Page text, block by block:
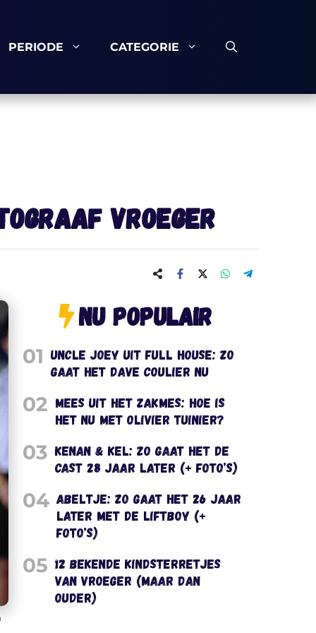
PERIODE CATEGORIE
vroeger
Nu populair
01 Uncle Joey uit Full House: zo
gaat het Dave Coulier nu
02 Mees uit het Zakmes: hoe is
het nu met Olivier Tuinier?
03 Kenan & Kel: zo gaat het de
cast 28 jaar later (+ foto’s)
04 Abeltje: zo gaat het 26 jaar
later met de liftboy (+
foto’s)
05 12 bekende kindsterretjes
van vroeger (maar dan
ouder)